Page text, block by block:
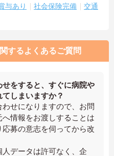
与あり 社会保険完備
交通
するよくあるご質問
をすると、すぐに病院や
しまいますか？
せになりますので、お問
情報をお渡しすることは
募の意志を伺ってから改
データは許可なく、企